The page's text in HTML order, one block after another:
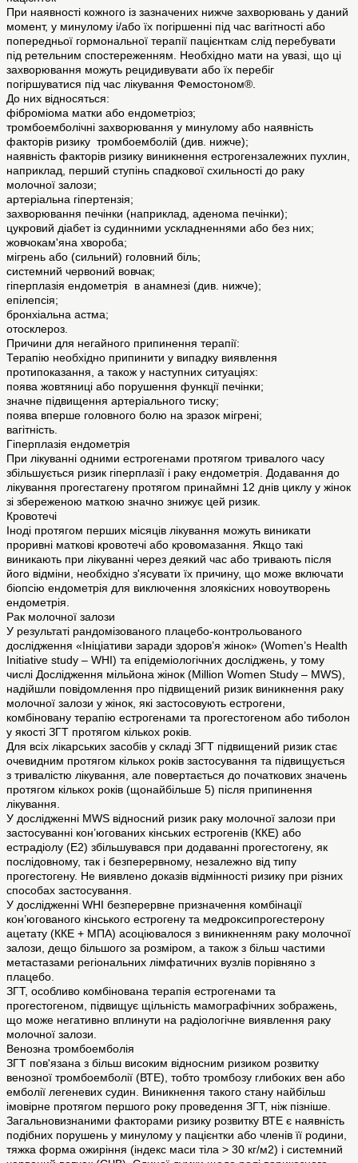
При наявності кожного із зазначених нижче захворювань у даний
момент, у минулому і/або їх погіршенні під час вагітності або
попередньої гормональної терапії пацієнткам слід перебувати
під ретельним спостереженням. Необхідно мати на увазі, що ці
захворювання можуть рецидивувати або їх перебіг
погіршуватися під час лікування Фемостоном®.
До них відносяться:
фіброміома матки або ендометріоз;
тромбоемболічні захворювання у минулому або наявність
факторів ризику тромбоемболій (див. нижче);
наявність факторів ризику виникнення естрогензалежних пухлин,
наприклад, перший ступінь спадкової схильності до раку
молочної залози;
артеріальна гіпертензія;
захворювання печінки (наприклад, аденома печінки);
цукровий діабет із судинними ускладненнями або без них;
жовчокам'яна хвороба;
мігрень або (сильний) головний біль;
системний червоний вовчак;
гіперплазія ендометрія в анамнезі (див. нижче);
епілепсія;
бронхіальна астма;
отосклероз.
Причини для негайного припинення терапії:
Терапію необхідно припинити у випадку виявлення
протипоказання, а також у наступних ситуаціях:
поява жовтяниці або порушення функції печінки;
значне підвищення артеріального тиску;
поява вперше головного болю на зразок мігрені;
вагітність.
Гіперплазія ендометрія
При лікуванні одними естрогенами протягом тривалого часу
збільшується ризик гіперплазії і раку ендометрія. Додавання до
лікування прогестагену протягом принаймні 12 днів циклу у жінок
зі збереженою маткою значно знижує цей ризик.
Кровотечі
Іноді протягом перших місяців лікування можуть виникати
проривні маткові кровотечі або кровомазання. Якщо такі
виникають при лікуванні через деякий час або тривають після
його відміни, необхідно з'ясувати їх причину, що може включати
біопсію ендометрія для виключення злоякісних новоутворень
ендометрія.
Рак молочної залози
У результаті рандомізованого плацебо-контрольованого
дослідження «Ініціативи заради здоров’я жінок» (Women’s Health
Initiative study – WHI) та епідеміологічних досліджень, у тому
числі Дослідження мільйона жінок (Million Women Study – MWS),
надійшли повідомлення про підвищений ризик виникнення раку
молочної залози у жінок, які застосовують естрогени,
комбіновану терапію естрогенами та прогестогеном або тиболон
у якості ЗГТ протягом кількох років.
Для всіх лікарських засобів у складі ЗГТ підвищений ризик стає
очевидним протягом кількох років застосування та підвищується
з тривалістю лікування, але повертається до початкових значень
протягом кількох років (щонайбільше 5) після припинення
лікування.
У дослідженні MWS відносний ризик раку молочної залози при
застосуванні кон’югованих кінських естрогенів (ККЕ) або
естрадіолу (Е2) збільшувався при додаванні прогестогену, як
послідовному, так і безперервному, незалежно від типу
прогестогену. Не виявлено доказів відмінності ризику при різних
способах застосування.
У дослідженні WHI безперервне призначення комбінації
кон’югованого кінського естрогену та медроксипрогестерону
ацетату (ККЕ + МПА) асоціювалося з виникненням раку молочної
залози, дещо більшого за розміром, а також з більш частими
метастазами регіональних лімфатичних вузлів порівняно з
плацебо.
ЗГТ, особливо комбінована терапія естрогенами та
прогестогеном, підвищує щільність мамографічних зображень,
що може негативно вплинути на радіологічне виявлення раку
молочної залози.
Венозна тромбоемболія
ЗГТ пов'язана з більш високим відносним ризиком розвитку
венозної тромбоемболії (ВТЕ), тобто тромбозу глибоких вен або
емболії легеневих судин. Виникнення такого стану найбільш
імовірне протягом першого року проведення ЗГТ, ніж пізніше.
Загальновизнаними факторами ризику розвитку ВТЕ є наявність
подібних порушень у минулому у пацієнтки або членів її родини,
тяжка форма ожиріння (індекс маси тіла > 30 кг/м2) і системний